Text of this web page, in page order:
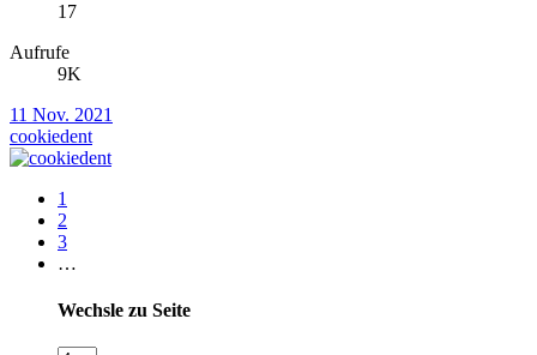
17
Aufrufe
9K
11 Nov. 2021
cookiedent
1
2
3
…
Wechsle zu Seite